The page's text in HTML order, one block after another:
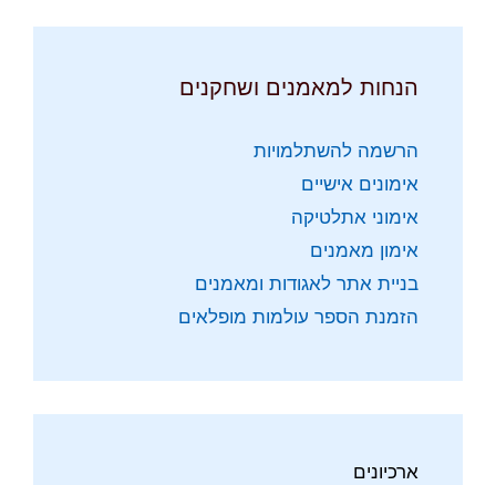
הנחות למאמנים ושחקנים
הרשמה להשתלמויות
אימונים אישיים
אימוני אתלטיקה
אימון מאמנים
בניית אתר לאגודות ומאמנים
הזמנת הספר עולמות מופלאים
ארכיונים